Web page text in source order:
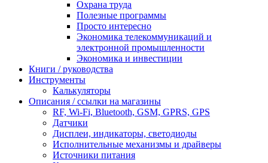
Охрана труда
Полезные программы
Просто интересно
Экономика телекоммуникаций и
электронной промышленности
Экономика и инвестиции
Книги / руководства
Инструменты
Калькуляторы
Описания / ссылки на магазины
RF, Wi-Fi, Bluetooth, GSM, GPRS, GPS
Датчики
Дисплеи, индикаторы, светодиоды
Исполнительные механизмы и драйверы
Источники питания